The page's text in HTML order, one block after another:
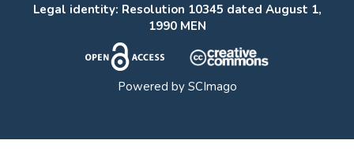
Legal identity: Resolution 10345 dated August 1,
1990 MEN
Powered by SCImago